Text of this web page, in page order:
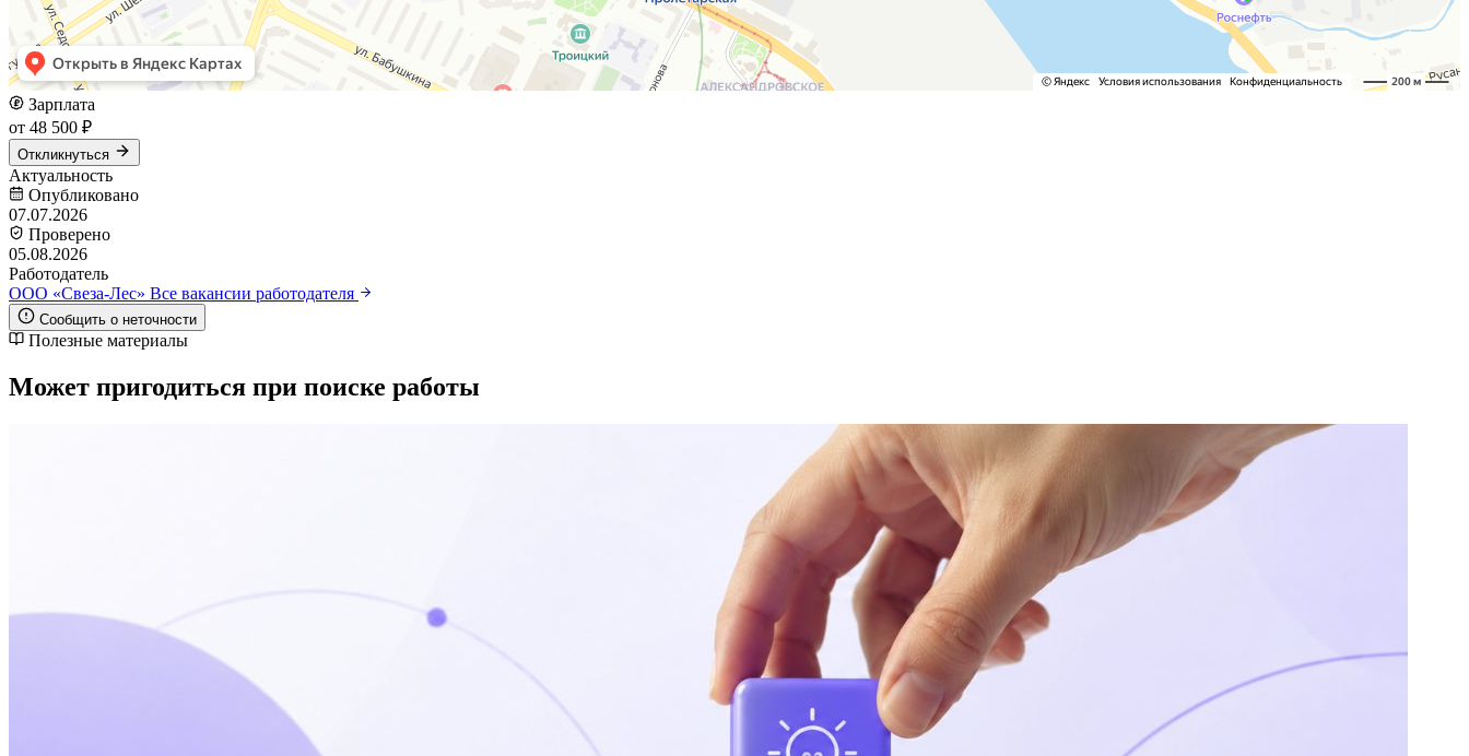
Зарплата
от 48 500 ₽
Откликнуться
Актуальность
Опубликовано
07.07.2026
Проверено
05.08.2026
Работодатель
ООО «Свеза-Лес» Все вакансии работодателя
Сообщить о неточности
Полезные материалы
Может пригодиться при поиске работы